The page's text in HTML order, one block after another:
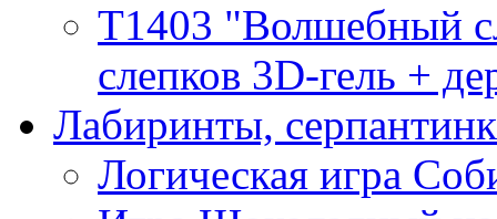
T1403 "Волшебный
слепков 3D-гель +
Лабиринты,
Логическая игра